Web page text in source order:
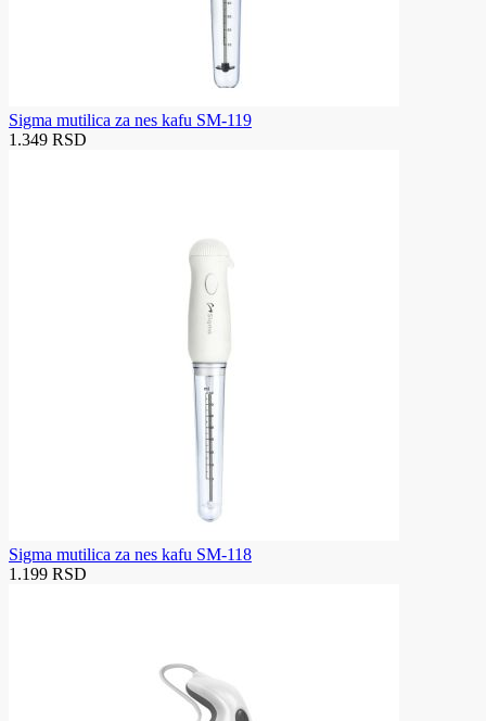
Sigma mutilica za nes kafu SM-119
1.349 RSD
Sigma mutilica za nes kafu SM-118
1.199 RSD